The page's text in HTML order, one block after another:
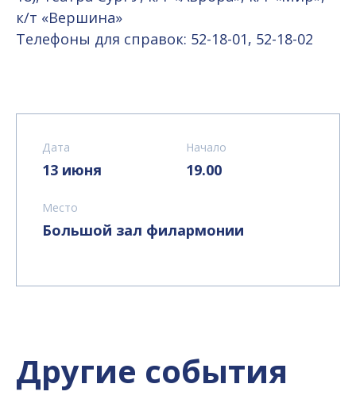
к/т «Вершина»
Телефоны для справок: 52-18-01, 52-18-02
Дата
13 июня
Начало
19.00
Место
Большой зал филармонии
Другие события